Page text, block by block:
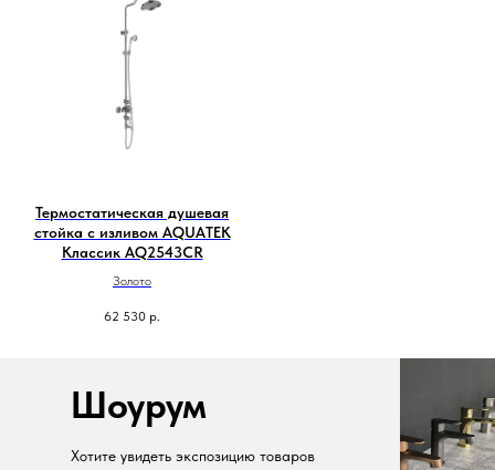
Термостатическая душевая
стойка с изливом AQUATEK
Классик AQ2543CR
Золото
62 530 р.
Шоурум
Хотите увидеть экспозицию товаров